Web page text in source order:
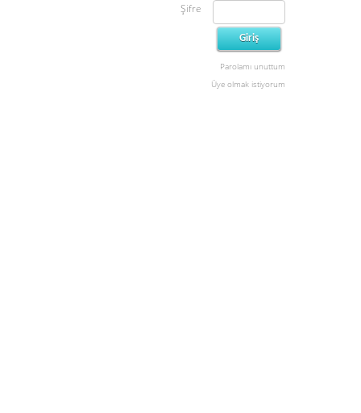
Şifre
Parolamı unuttum
Üye olmak istiyorum